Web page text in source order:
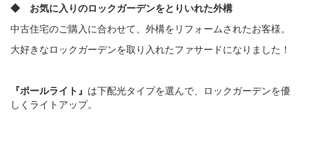
◆ お気に入りのロックガーデンをとりいれた外構
中古住宅のご購入に合わせて、外構をリフォームされたお客様。
大好きなロックガーデンを取り入れたファサードになりました！
『ポールライト』 は下配光タイプを選んで、ロックガーデンを優
しくライトアップ。